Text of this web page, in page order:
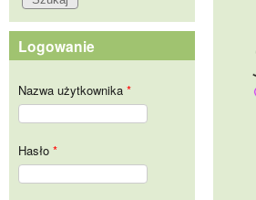
Logowanie
Nazwa użytkownika *
Hasło *